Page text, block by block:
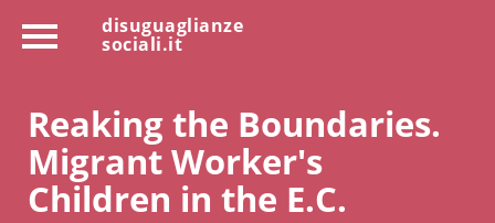
disuguaglianze
sociali.it
Reaking the Boundaries.
Migrant Worker's
Children in the E.C.